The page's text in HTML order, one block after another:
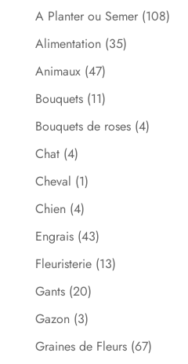
A Planter ou Semer (108)
Alimentation (35)
Animaux (47)
Bouquets (11)
Bouquets de roses (4)
Chat (4)
Cheval (1)
Chien (4)
Engrais (43)
Fleuristerie (13)
Gants (20)
Gazon (3)
Graines de Fleurs (67)